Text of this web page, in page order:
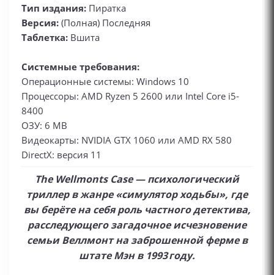
Тип издания: Пиратка
Версия: (Полная) Последняя
Таблетка: Вшита
Системные требования:
Операционные системы: Windows 10
Процессоры: AMD Ryzen 5 2600 или Intel Core i5-
8400
ОЗУ: 6 MB
Видеокарты: NVIDIA GTX 1060 или AMD RX 580
DirectX: версия 11
The Wellmonts Case — психологический
триллер в жанре «симулятор ходьбы», где
вы берёте на себя роль частного детектива,
расследующего загадочное исчезновение
семьи Веллмонт на заброшенной ферме в
штате Мэн в 1993 году.